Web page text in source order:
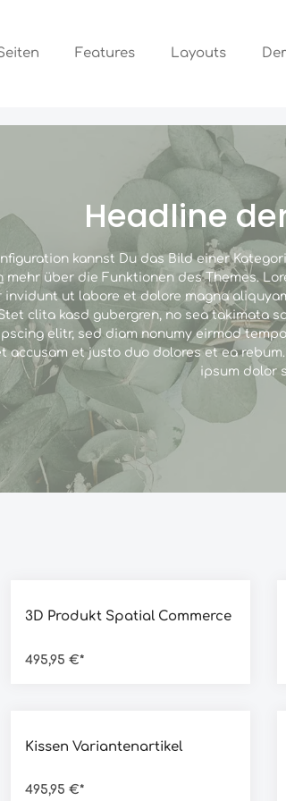
Features Layouts
Headline
kannst Du das Bild einer
mehr über die Funktionen des Themes.
invidunt ut labore et dolore magna
clita kasd gubergren, no sea takimata
elitr, sed diam nonumy eirmod
accusam et justo duo dolores et ea
ipsum dolor
3D Produkt Spatial Commerce
495,95 €*
Kissen Variantenartikel
495,95 €*